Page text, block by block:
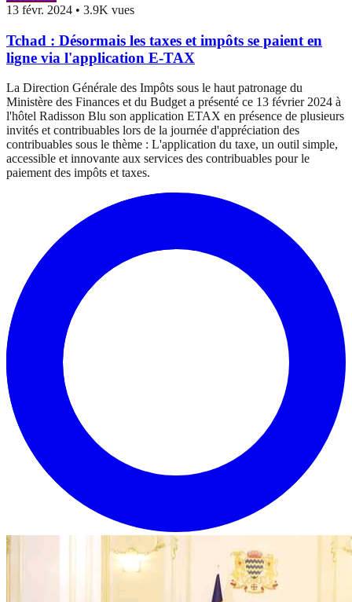
13 févr. 2024 • 3.9K vues
Tchad : Désormais les taxes et impôts se paient en
ligne via l'application E-TAX
La Direction Générale des Impôts sous le haut patronage du
Ministère des Finances et du Budget a présenté ce 13 février 2024 à
l'hôtel Radisson Blu son application ETAX en présence de plusieurs
invités et contribuables lors de la journée d'appréciation des
contribuables sous le thème : L'application du taxe, un outil simple,
accessible et innovante aux services des contribuables pour le
paiement des impôts et taxes.